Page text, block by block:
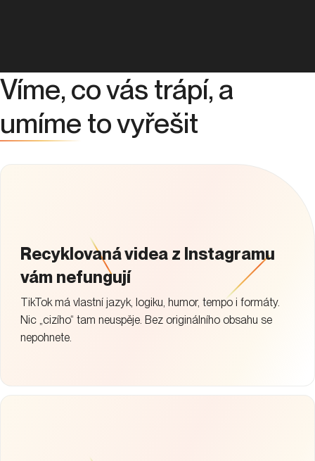
Víme, co vás trápí, a
umíme to vyřešit
Recyklovaná videa z Instagramu
vám nefungují
TikTok má vlastní jazyk, logiku, humor, tempo i formáty.
Nic „cizího“ tam neuspěje. Bez originálního obsahu se
nepohnete.